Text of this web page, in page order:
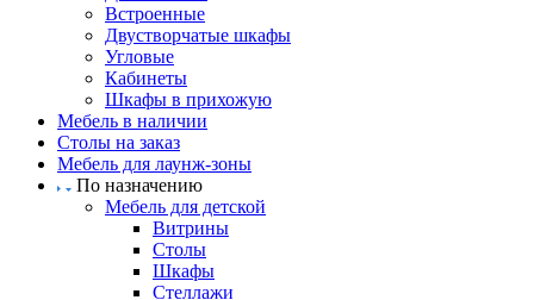
Встроенные
Двустворчатые шкафы
Угловые
Кабинеты
Шкафы в прихожую
Мебель в наличии
Столы на заказ
Мебель для лаунж-зоны
По назначению
Мебель для детской
Витрины
Столы
Шкафы
Стеллажи